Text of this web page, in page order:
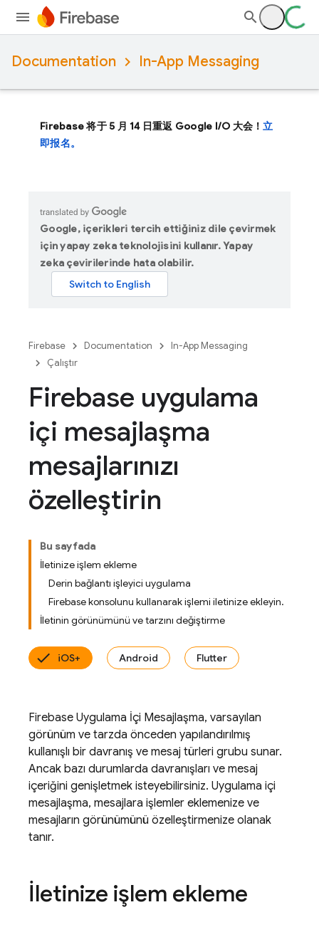
Documentation In-App Messaging
Firebase 将于 5 月 14 日重返 Google I/O 大会！立
即报名。
Google, içerikleri tercih ettiğiniz dile çevirmek
için yapay zeka teknolojisini kullanır. Yapay
zeka çevirilerinde hata olabilir.
Firebase Documentation
In-App Messaging
Çalıştır
Firebase uygulama
içi mesajlaşma
mesajlarınızı
özelleştirin
Bu sayfada
İletinize işlem ekleme
Derin bağlantı işleyici uygulama
Firebase konsolunu kullanarak işlemi iletinize ekleyin.
İletinin görünümünü ve tarzını değiştirme
iOS+ Android Flutter
Firebase Uygulama İçi Mesajlaşma, varsayılan
görünüm ve tarzda önceden yapılandırılmış
kullanışlı bir davranış ve mesaj türleri grubu sunar.
Ancak bazı durumlarda davranışları ve mesaj
içeriğini genişletmek isteyebilirsiniz. Uygulama içi
mesajlaşma, mesajlara işlemler eklemenize ve
mesajların görünümünü özelleştirmenize olanak
tanır.
İletinize işlem ekleme